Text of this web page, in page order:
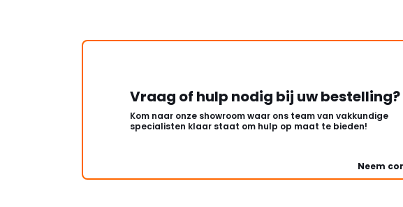
Vraag of hulp nodig bij uw bestelling?
Kom naar onze showroom waar ons team van vakkundige
specialisten klaar staat om hulp op maat te bieden!
Neem